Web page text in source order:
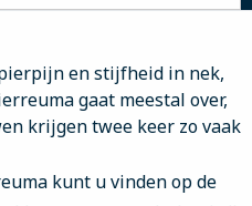
en stijfheid in nek,
gaat meestal over,
krijgen twee keer zo vaak
kunt u vinden op de